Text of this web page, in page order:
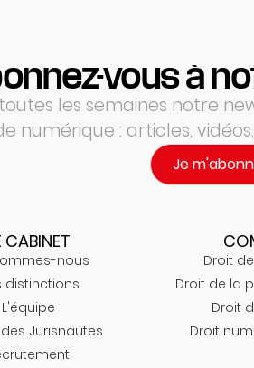
vous à
les semaines notre
numérique : articles,
Je
CABINET
nous
distinctions
L'équipe
Jurisnautes
Droit
Droit de la
Droit
Droit